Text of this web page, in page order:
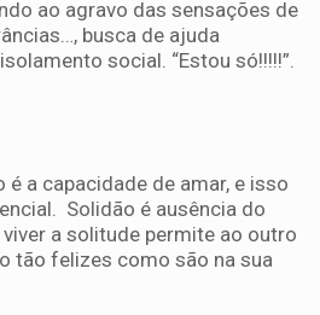
ao agravo das sensações de
busca de ajuda
social. “Estou só!!!!!”.
a capacidade de amar, e isso
Solidão é ausência do
a solitude permite ao outro
tão felizes como são na sua